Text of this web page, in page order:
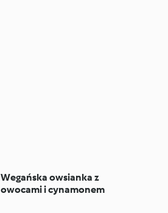
Wegańska owsianka z
owocami i cynamonem